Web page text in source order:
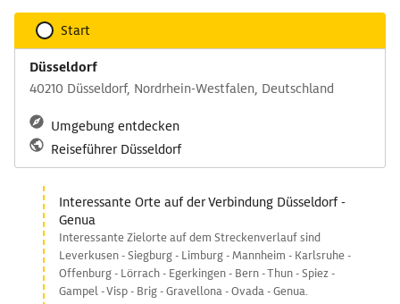
Start
Düsseldorf
40210 Düsseldorf, Nordrhein-Westfalen, Deutschland
Umgebung entdecken
Reiseführer Düsseldorf
Interessante Orte auf der Verbindung Düsseldorf -
Genua
Interessante Zielorte auf dem Streckenverlauf sind
Leverkusen - Siegburg - Limburg - Mannheim - Karlsruhe -
Offenburg - Lörrach - Egerkingen - Bern - Thun - Spiez -
Gampel - Visp - Brig - Gravellona - Ovada - Genua.